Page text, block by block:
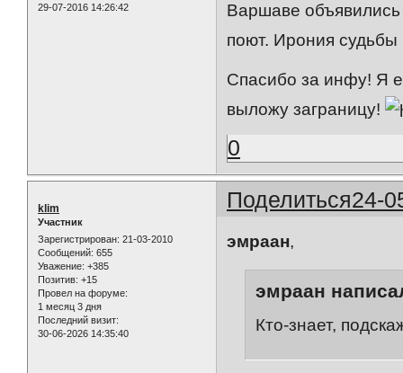
29-07-2016 14:26:42
Варшаве
поют. Ирония судьбы
Спасибо за инфу! Я
выложу заграницу!
0
Поделиться24-
klim
Участник
Зарегистрирован: 21-03-2010
Сообщений: 655
Уважение: +385
Позитив: +15
Провел на форуме:
1 месяц 3 дня
Последний визит:
30-06-2026 14:35:40
эмраан,
эмраан
Кто-знает,